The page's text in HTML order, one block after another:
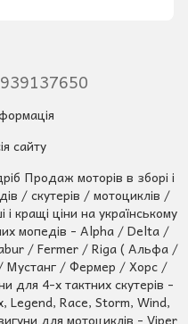
сайту
Продаж моторів в зборі і
/ скутерів / мотоциклів /
і кращі ціни на українському
мопедів - Alpha / Delta /
/ Fermer / Riga ( Альфа /
Мустанг / Фермер / Хорс /
для 4-х тактних скутерів -
Legend, Race, Storm, Wind,
для мотоциклів - Viper